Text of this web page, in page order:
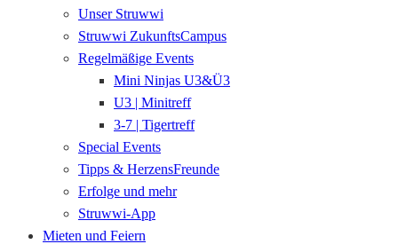
Unser Struwwi
Struwwi ZukunftsCampus
Regelmäßige Events
Mini Ninjas U3&Ü3
U3 | Minitreff
3-7 | Tigertreff
Special Events
Tipps & HerzensFreunde
Erfolge und mehr
Struwwi-App
Mieten und Feiern